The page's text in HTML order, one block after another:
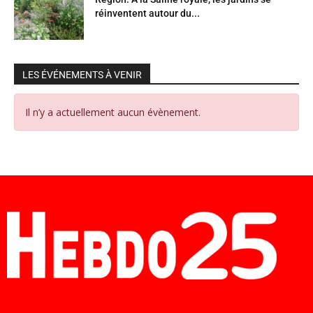
réinventent autour du...
LES ÉVÉNEMENTS À VENIR
Il n’y a actuellement aucun évènement.